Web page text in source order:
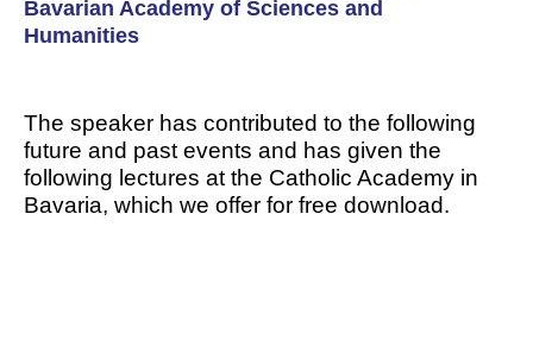
Bavarian Academy of Sciences and
Humanities
The speaker has contributed to the following
future and past events and has given the
following lectures at the Catholic Academy in
Bavaria, which we offer for free download.